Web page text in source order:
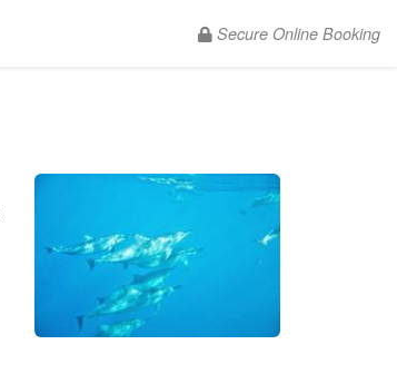
Secure Online Booking